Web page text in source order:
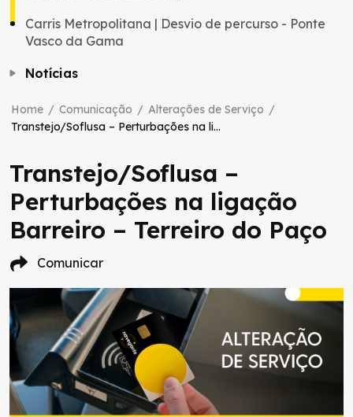
Home / Comunicação / Alterações de Serviço /
Transtejo/Soflusa – Perturbações na ligação Barreiro – Terreiro do Paço
Transtejo/Soflusa –
Perturbações na ligação
Barreiro – Terreiro do Paço
Comunicar
Carris Metropolitana | Desvio de percurso - Ponte
Vasco da Gama
Notícias